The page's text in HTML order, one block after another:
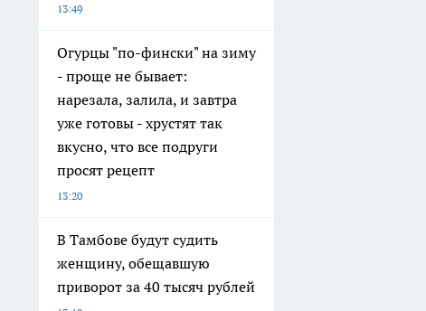
13:49
Огурцы "по-фински" на зиму
- проще не бывает:
нарезала, залила, и завтра
уже готовы - хрустят так
вкусно, что все подруги
просят рецепт
13:20
В Тамбове будут судить
женщину, обещавшую
приворот за 40 тысяч рублей